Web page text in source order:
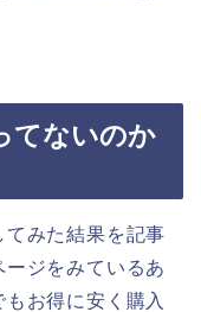
てないのか
みた結果を記事
ジをみているあ
お得に安く購入